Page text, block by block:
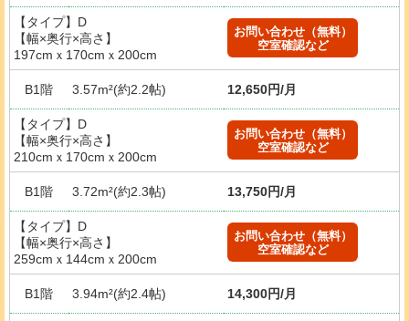
【タイプ】D
【幅×奥行×高さ】
197cmｘ170cmｘ200cm
お問い合わせ（無料）
空室確認など
B1階 3.57m²(約2.2帖) 12,650円/月
【タイプ】D
【幅×奥行×高さ】
210cmｘ170cmｘ200cm
お問い合わせ（無料）
空室確認など
B1階 3.72m²(約2.3帖) 13,750円/月
【タイプ】D
【幅×奥行×高さ】
259cmｘ144cmｘ200cm
お問い合わせ（無料）
空室確認など
B1階 3.94m²(約2.4帖) 14,300円/月